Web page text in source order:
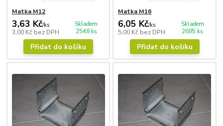
Matka M12
3,63 Kč/ks
3,00 Kč bez DPH
Skladem
2548 ks
Přidat do košíku
Matka M16
6,05 Kč/ks
5,00 Kč bez DPH
Skladem
2685 ks
Přidat do košíku